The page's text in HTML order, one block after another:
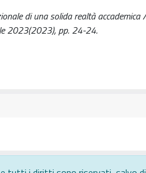
di una solida realtà accademica
2023(2023), pp. 24-24.